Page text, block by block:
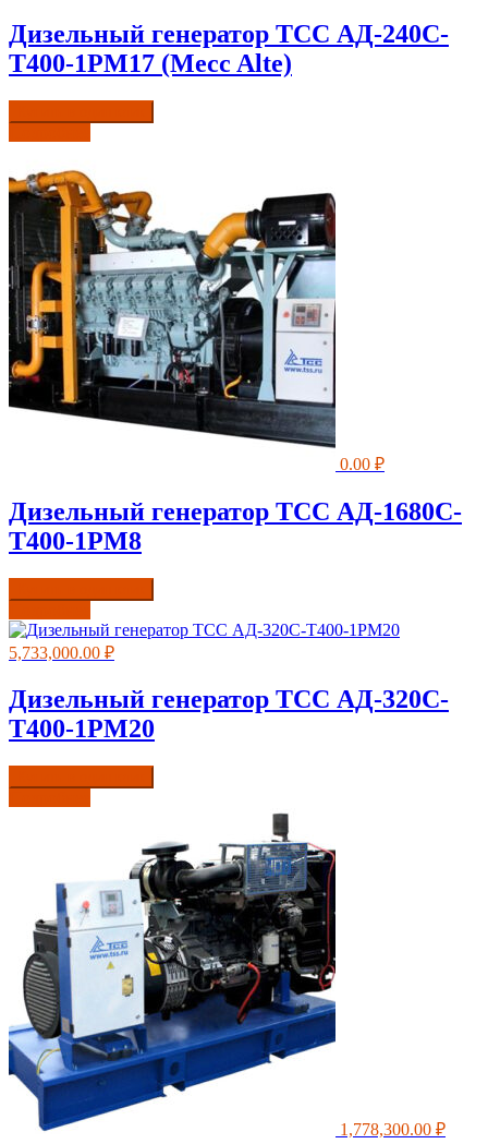
Дизельный генератор ТСС АД-240С-
Т400-1РМ17 (Mecc Alte)
0.00 ₽
Дизельный генератор ТСС АД-1680С-
Т400-1РМ8
5,733,000.00 ₽
Дизельный генератор ТСС АД-320С-
Т400-1РМ20
1,778,300.00 ₽